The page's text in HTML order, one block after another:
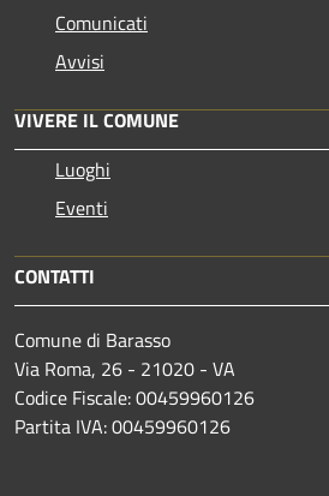
Comunicati
Avvisi
VIVERE IL COMUNE
Luoghi
Eventi
CONTATTI
Comune di Barasso
Via Roma, 26 - 21020 - VA
Codice Fiscale: 00459960126
Partita IVA: 00459960126